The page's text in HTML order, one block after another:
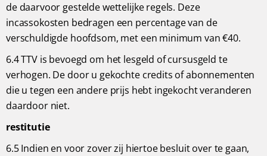
de daarvoor gestelde wettelijke regels. Deze
incassokosten bedragen een percentage van de
verschuldigde hoofdsom, met een minimum van €40.
6.4 TTV is bevoegd om het lesgeld of cursusgeld te
verhogen. De door u gekochte credits of abonnementen
die u tegen een andere prijs hebt ingekocht veranderen
daardoor niet.
restitutie
6.5 Indien en voor zover zij hiertoe besluit over te gaan,